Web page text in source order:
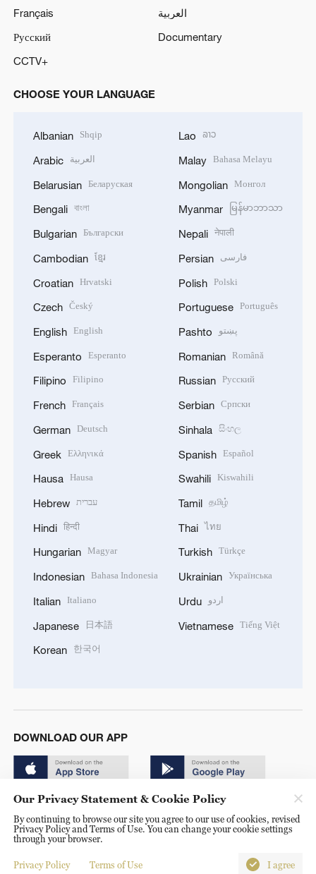
Français
العربية
Русский
Documentary
CCTV+
CHOOSE YOUR LANGUAGE
Albanian Shqip
Arabic العربية
Belarusian Беларуская
Bengali বাংলা
Bulgarian Български
Cambodian ខ្មែរ
Croatian Hrvatski
Czech Český
English English
Esperanto Esperanto
Filipino Filipino
French Français
German Deutsch
Greek Ελληνικά
Hausa Hausa
Hebrew עברית
Hindi हिन्दी
Hungarian Magyar
Indonesian Bahasa Indonesia
Italian Italiano
Japanese 日本語
Korean 한국어
Lao ລາວ
Malay Bahasa Melayu
Mongolian Монгол
Myanmar မြန်မာဘာသာ
Nepali नेपाली
Persian فارسی
Polish Polski
Portuguese Português
Pashto پښتو
Romanian Română
Russian Русский
Serbian Српски
Sinhala සිංහල
Spanish Español
Swahili Kiswahili
Tamil தமிழ்
Thai ไทย
Turkish Türkçe
Ukrainian Українська
Urdu اردو
Vietnamese Tiếng Việt
DOWNLOAD OUR APP
© China Radio International.CRI. All Rights Reserved. 16A
Shijingshan Road, Beijing, China. 100040
Our Privacy Statement & Cookie Policy
By continuing to browse our site you agree to our use of cookies, revised
Privacy Policy and Terms of Use. You can change your cookie settings
through your browser.
Privacy Policy Terms of Use I agree